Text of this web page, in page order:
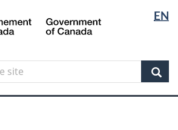
Aller
au
principal
Skip
to
government"
Passer
à
version
simplifiée
langue
EN
Canada